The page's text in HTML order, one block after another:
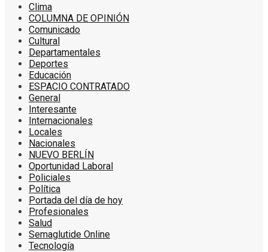
Clima
COLUMNA DE OPINIÓN
Comunicado
Cultural
Departamentales
Deportes
Educación
ESPACIO CONTRATADO
General
Interesante
Internacionales
Locales
Nacionales
NUEVO BERLÍN
Oportunidad Laboral
Policiales
Política
Portada del día de hoy
Profesionales
Salud
Semaglutide Online
Tecnología